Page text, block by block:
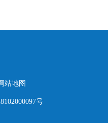
站地图
号